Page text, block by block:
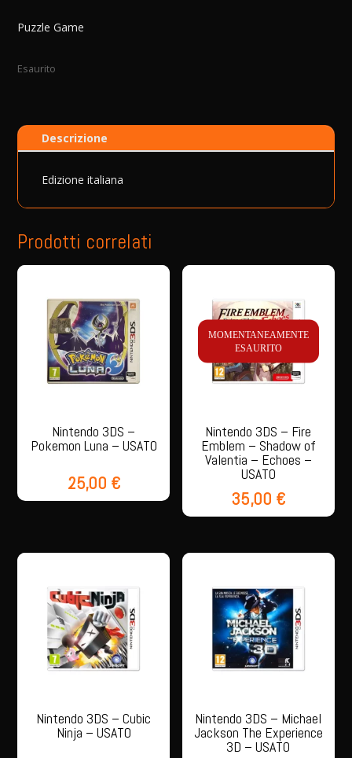
Puzzle Game
Esaurito
Descrizione
Edizione italiana
Prodotti correlati
Nintendo 3DS –
Pokemon Luna – USATO
25,00 €
MOMENTANEAMENTE
ESAURITO
Nintendo 3DS – Fire
Emblem – Shadow of
Valentia – Echoes –
USATO
35,00 €
Nintendo 3DS – Cubic
Ninja – USATO
Nintendo 3DS – Michael
Jackson The Experience
3D – USATO